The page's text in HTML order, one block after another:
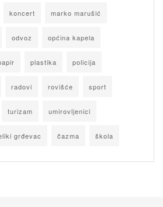
koncert marko marušić
odvoz općina kapela
plastika policija
radovi rovišće sport
turizam umirovljenici
grđevac čazma škola